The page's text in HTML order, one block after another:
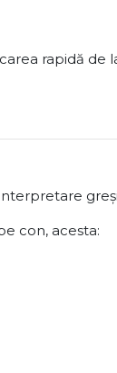
rapidă de
con, acesta: